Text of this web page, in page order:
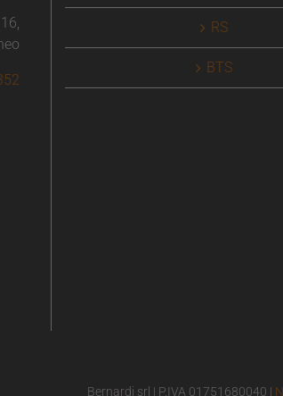
RS
BTS
Bernardi srl | P.IVA 01751680040 |